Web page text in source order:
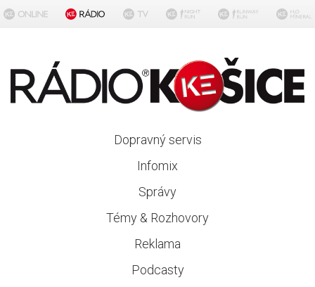
Dopravný servis
Infomix
Správy
Témy & Rozhovory
Reklama
Podcasty